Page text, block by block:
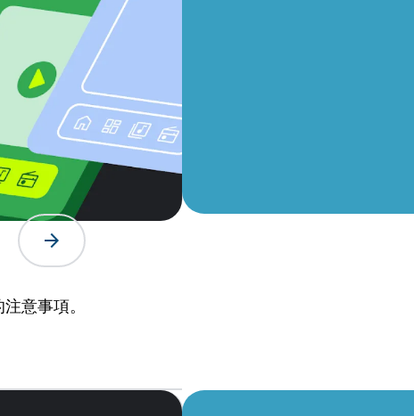
arrow_forward
意事項。